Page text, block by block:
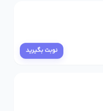
نوبت بگیرید